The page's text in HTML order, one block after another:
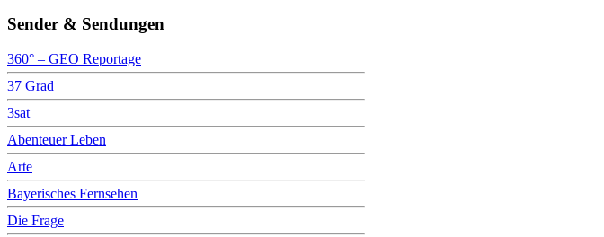
Sender & Sendungen
360° – GEO Reportage
37 Grad
3sat
Abenteuer Leben
Arte
Bayerisches Fernsehen
Die Frage